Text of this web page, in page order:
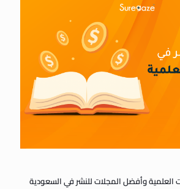
العلمية وأفضل المجلات للنشر في السعودية